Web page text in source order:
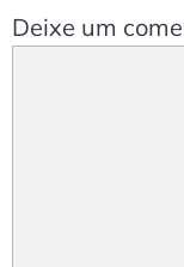
Deixe um